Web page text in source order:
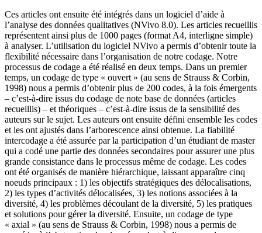
Ces articles ont ensuite été intégrés dans un logiciel d’aide à
l’analyse des données qualitatives (NVivo 8.0). Les articles recueillis
représentent ainsi plus de 1000 pages (format A4, interligne simple)
à analyser. L’utilisation du logiciel NVivo a permis d’obtenir toute la
flexibilité nécessaire dans l’organisation de notre codage. Notre
processus de codage a été réalisé en deux temps. Dans un premier
temps, un codage de type « ouvert » (au sens de Strauss & Corbin,
1998) nous a permis d’obtenir plus de 200 codes, à la fois émergents
– c’est-à-dire issus du codage de note base de données (articles
recueillis) – et théoriques – c’est-à-dire issus de la sensibilité des
auteurs sur le sujet. Les auteurs ont ensuite défini ensemble les codes
et les ont ajustés dans l’arborescence ainsi obtenue. La fiabilité
intercodage a été assurée par la participation d’un étudiant de master
qui a codé une partie des données secondaires pour assurer une plus
grande consistance dans le processus même de codage. Les codes
ont été organisés de manière hiérarchique, laissant apparaître cinq
noeuds principaux : 1) les objectifs stratégiques des délocalisations,
2) les types d’activités délocalisées, 3) les notions associées à la
diversité, 4) les problèmes découlant de la diversité, 5) les pratiques
et solutions pour gérer la diversité. Ensuite, un codage de type
« axial » (au sens de Strauss & Corbin, 1998) nous a permis de